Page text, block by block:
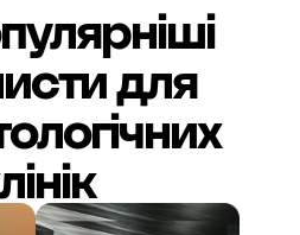
для